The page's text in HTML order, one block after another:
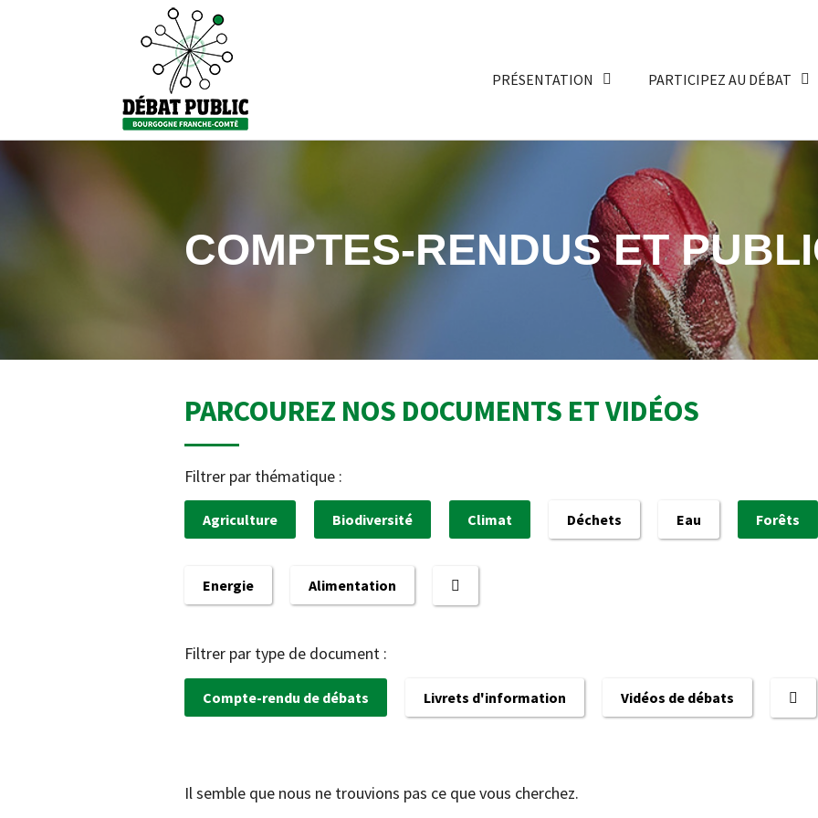
PRÉSENTATION PARTICIPEZ AU DÉBAT
COMPTES-RENDUS ET
PARCOUREZ NOS DOCUMENTS ET VIDÉOS
Filtrer par thématique :
Agriculture Biodiversité Climat Déchets Eau Forêts
Energie Alimentation
Filtrer par type de document :
Compte-rendu de débats Livrets d'information Vidéos de débats
Il semble que nous ne trouvions pas ce que vous cherchez.